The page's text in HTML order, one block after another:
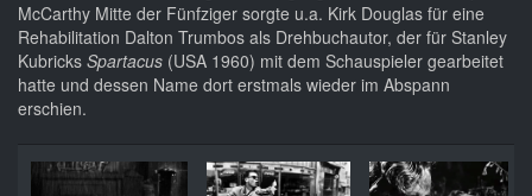
McCarthy Mitte der Fünfziger sorgte u.a. Kirk Douglas für eine
Rehabilitation Dalton Trumbos als Drehbuchautor, der für Stanley
Kubricks Spartacus (USA 1960) mit dem Schauspieler gearbeitet
hatte und dessen Name dort erstmals wieder im Abspann
erschien.